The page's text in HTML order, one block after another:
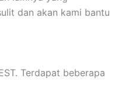
dan akan kami bantu
Terdapat beberapa